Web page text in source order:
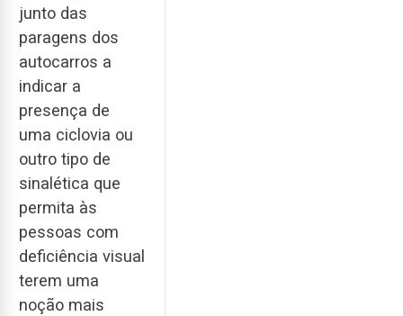
junto das
paragens dos
autocarros a
indicar a
presença de
uma ciclovia ou
outro tipo de
sinalética que
permita às
pessoas com
deficiência visual
terem uma
noção mais